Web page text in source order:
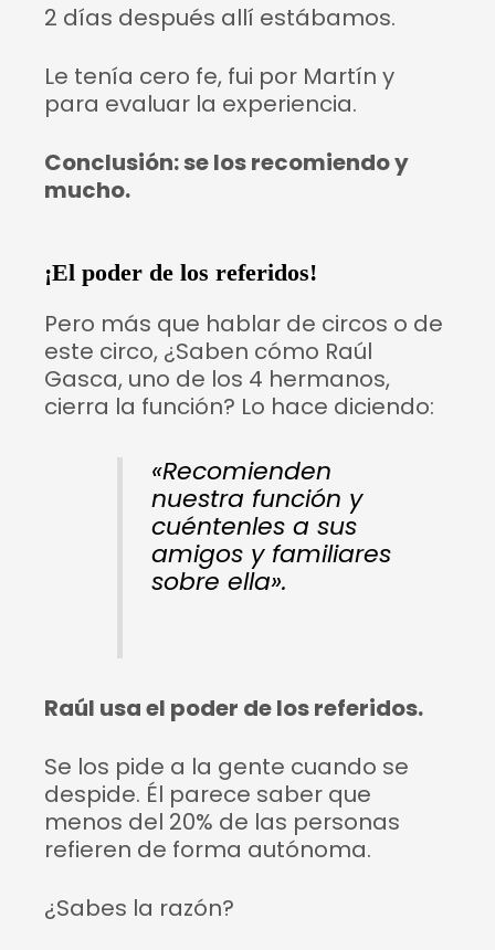
2 días después allí estábamos.
Le tenía cero fe, fui por Martín y
para evaluar la experiencia.
Conclusión: se los recomiendo y
mucho.
¡El poder de los referidos!
Pero más que hablar de circos o de
este circo, ¿Saben cómo Raúl
Gasca, uno de los 4 hermanos,
cierra la función? Lo hace diciendo:
«Recomienden
nuestra función y
cuéntenles a sus
amigos y familiares
sobre ella».
Raúl usa el poder de los referidos.
Se los pide a la gente cuando se
despide. Él parece saber que
menos del 20% de las personas
refieren de forma autónoma.
¿Sabes la razón?